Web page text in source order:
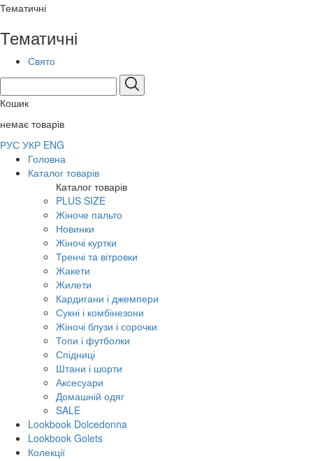
Тематичні
Тематичні
Свято
Кошик
немає товарів
РУС УКР ENG
Головна
Каталог товарів
Каталог товарів
PLUS SIZE
Жіноче пальто
Новинки
Жіночі куртки
Тренчі та вітровки
Жакети
Жилети
Кардигани і джемпери
Сукні і комбінезони
Жіночі блузи і сорочки
Топи і футболки
Спідниці
Штани і шорти
Аксесуари
Домашній одяг
SALE
Lookbook Dolcedonna
Lookbook Golets
Колекції